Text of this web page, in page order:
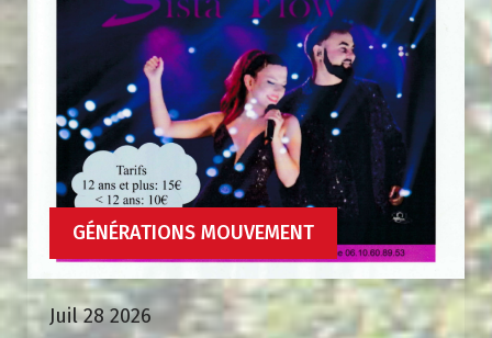
GÉNÉRATIONS MOUVEMENT
Juil 28 2026